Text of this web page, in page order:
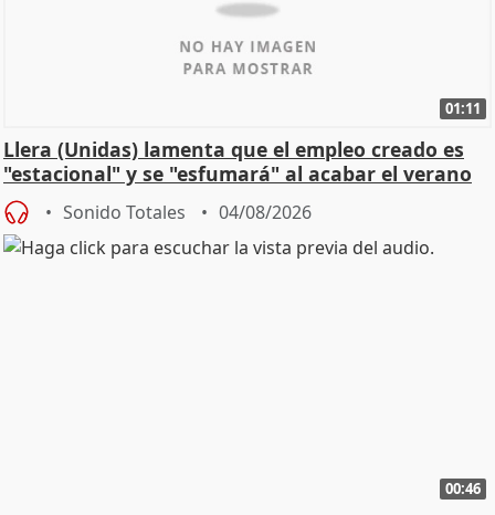
01:11
Llera (Unidas) lamenta que el empleo creado es
"estacional" y se "esfumará" al acabar el verano
Sonido Totales 04/08/2026
00:46